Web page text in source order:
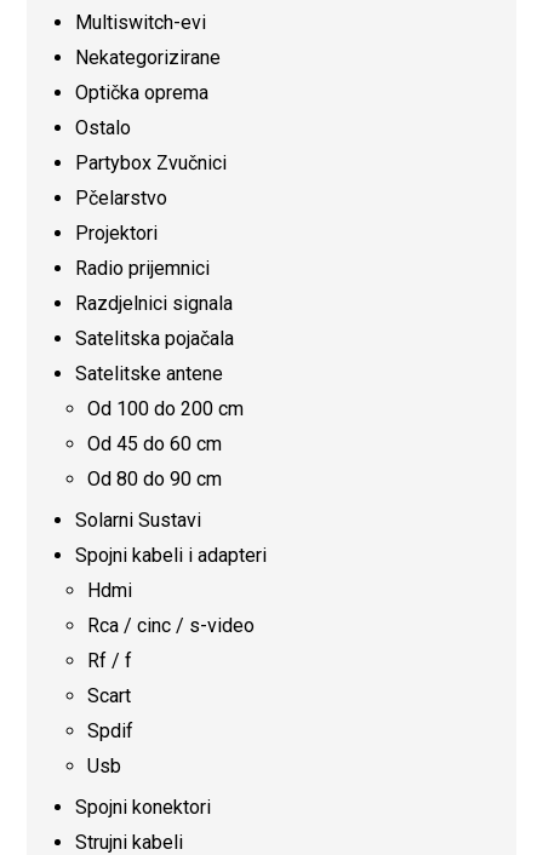
Multiswitch-evi
Nekategorizirane
Optička oprema
Ostalo
Partybox Zvučnici
Pčelarstvo
Projektori
Radio prijemnici
Razdjelnici signala
Satelitska pojačala
Satelitske antene
Od 100 do 200 cm
Od 45 do 60 cm
Od 80 do 90 cm
Solarni Sustavi
Spojni kabeli i adapteri
Hdmi
Rca / cinc / s-video
Rf / f
Scart
Spdif
Usb
Spojni konektori
Strujni kabeli